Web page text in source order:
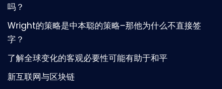
吗？
Wright的策略是中本聪的策略–那他为什么不直接签
字？
了解全球变化的客观必要性可能有助于和平
新互联网与区块链